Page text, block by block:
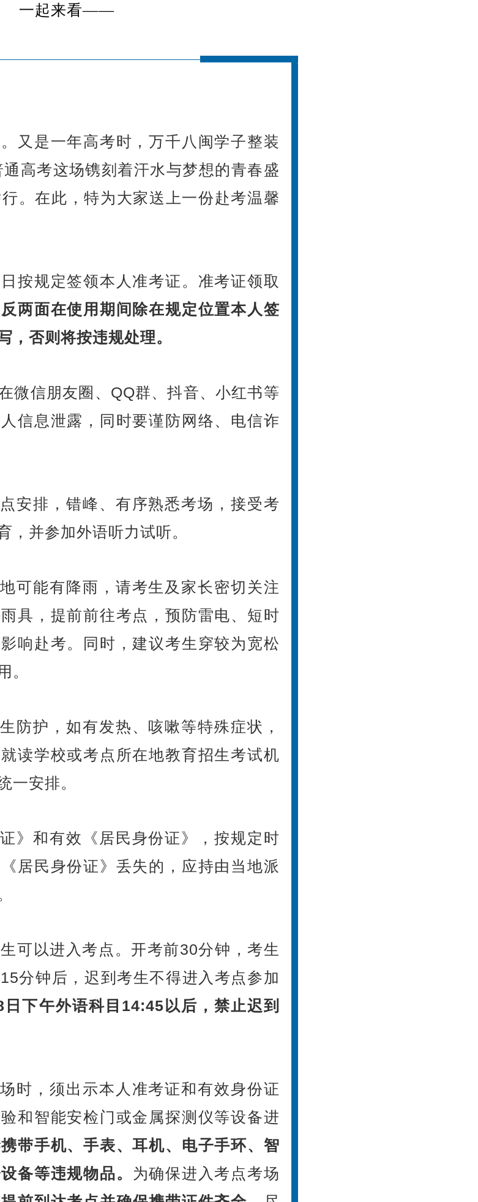
一起来看——
又是一年高考时，万千八闽学子整装
高考这场镌刻着汗水与梦想的青春盛
。在此，特为大家送上一份赴考温馨
按规定签领本人准考证。准考证领取
两面在使用期间除在规定位置本人签
，否则将按违规处理。
微信朋友圈、QQ群、抖音、小红书等
信息泄露，同时要谨防网络、电信诈
安排，错峰、有序熟悉考场，接受考
，并参加外语听力试听。
可能有降雨，请考生及家长密切关注
具，提前前往考点，预防雷电、短时
响赴考。同时，建议考生穿较为宽松
。
防护，如有发热、咳嗽等特殊症状，
读学校或考点所在地教育招生考试机
一安排。
》和有效《居民身份证》，按规定时
居民身份证》丢失的，应持由当地派
可以进入考点。开考前30分钟，考生
分钟后，迟到考生不得进入考点参加
日下午外语科目14:45以后，禁止迟到
时，须出示本人准考证和有效身份证
和智能安检门或金属探测仪等设备进
带手机、手表、耳机、电子手环、智
备等违规物品。 为确保进入考点考场